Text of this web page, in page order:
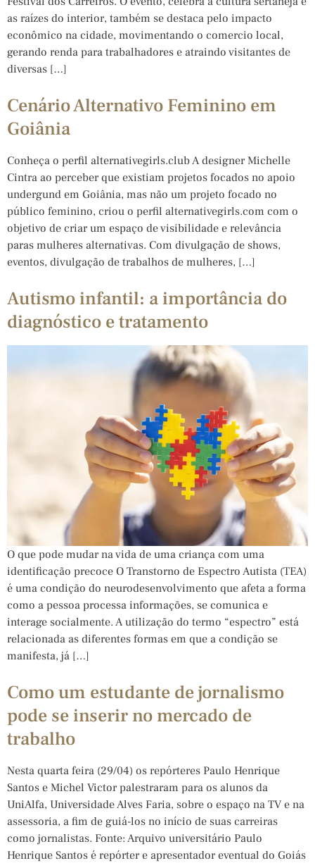
as raízes do interior, também se destaca pelo impacto
econômico na cidade, movimentando o comercio local,
gerando renda para trabalhadores e atraindo visitantes de
diversas […]
Cenário Alternativo Feminino em
Goiânia
Conheça o perfil alternativegirls.club A designer Michelle
Cintra ao perceber que existiam projetos focados no apoio
undergund em Goiânia, mas não um projeto focado no
público feminino, criou o perfil alternativegirls.com com o
objetivo de criar um espaço de visibilidade e relevância
paras mulheres alternativas. Com divulgação de shows,
eventos, divulgação de trabalhos de mulheres, […]
Autismo infantil: a importância do
diagnóstico e tratamento
O que pode mudar na vida de uma criança com uma
identificação precoce O Transtorno de Espectro Autista (TEA)
é uma condição do neurodesenvolvimento que afeta a forma
como a pessoa processa informações, se comunica e
interage socialmente. A utilização do termo “espectro” está
relacionada as diferentes formas em que a condição se
manifesta, já […]
Como um estudante de jornalismo
pode se inserir no mercado de
trabalho
Nesta quarta feira (29/04) os repórteres Paulo Henrique
Santos e Michel Victor palestraram para os alunos da
UniAlfa, Universidade Alves Faria, sobre o espaço na TV e na
assessoria, a fim de guiá-los no início de suas carreiras
como jornalistas. Fonte: Arquivo universitário Paulo
Henrique Santos é repórter e apresentador eventual do Goiás